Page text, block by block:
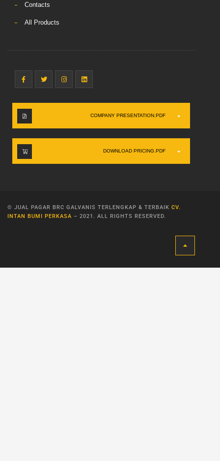
Contacts
All Products
COMPANY PRESENTATION.PDF
DOWNLOAD PRICING.PDF
© JUAL PAGAR BRC GALVANIS TERLENGKAP & TERBAIK CV.
INTAN BUMI PERKASA – 2021. ALL RIGHTS RESERVED.